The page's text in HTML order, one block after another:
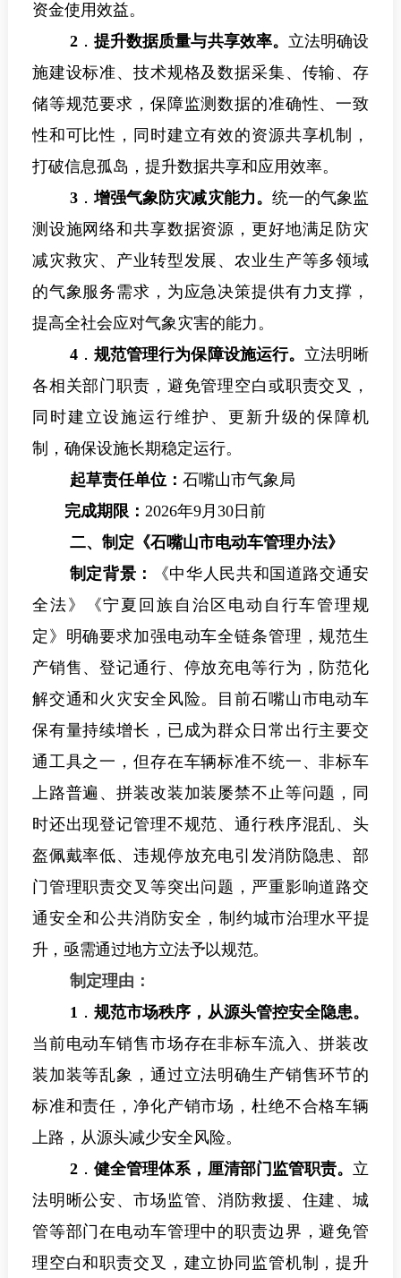
资金使用效益。
2． 提升数据质量与共享效率。 立法明确设
施建设标准、技术规格及数据采集、传输、存
储等规范要求，保障监测数据的准确性、一致
性和可比性，同时建立有效的资源共享机制，
打破信息孤岛，提升数据共享和应用效率。
3．增强气象防灾减灾能力。 统一的气象监
测设施网络和共享数据资源，更好地满足防灾
减灾救灾、产业转型发展、农业生产等多领域
的气象服务需求，为应急决策提供有力支撑，
提高全社会应对气象灾害的能力。
4． 规范管理行为保障设施运行。 立法明晰
各相关部门职责，避免管理空白或职责交叉，
同时建立设施运行维护、更新升级的保障机
制，确保设施长期稳定运行。
起草责任单位： 石嘴山市气象局
完成期限： 2026年9月30日前
二、制定《石嘴山市电动车管理办法》
制定背景：
《中华人民共和国道路交通安
全法》《宁夏回族自治区电动自行车管理规
定》明确要求加强电动车全链条管理，规范生
产销售、登记通行、停放充电等行为，防范化
解交通和火灾安全风险。目前石嘴山市电动车
保有量持续增长，已成为群众日常出行主要交
通工具之一，但存在车辆标准不统一、非标车
上路普遍、拼装改装加装屡禁不止等问题，同
时还出现登记管理不规范、通行秩序混乱、头
盔佩戴率低、违规停放充电引发消防隐患、部
门管理职责交叉等突出问题，严重影响道路交
通安全和公共消防安全，制约城市治理水平提
升，亟需通过地方立法予以规范。
制定理由：
1 ． 规范市场秩序，从源头管控安全隐患。
当前电动车销售市场存在非标车流入、拼装改
装加装等乱象，通过立法明确生产销售环节的
标准和责任，净化产销市场，杜绝不合格车辆
上路，从源头减少安全风险。
2． 健全管理体系，厘清部门监管职责。 立
法明晰公安、市场监管、消防救援、住建、城
管等部门在电动车管理中的职责边界，避免管
理空白和职责交叉，建立协同监管机制，提升